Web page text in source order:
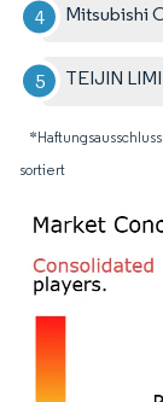
Mitsubishi
TEIJIN
sortiert